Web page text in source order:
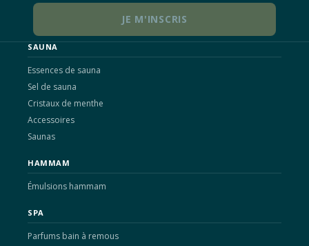
SAUNA
Essences de sauna
Sel de sauna
Cristaux de menthe
Accessoires
Saunas
HAMMAM
Émulsions hammam
SPA
Parfums bain à remous